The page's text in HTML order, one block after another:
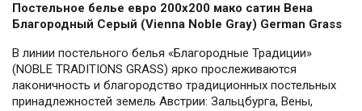
Постельное белье евро 200х200 мако сатин Вена
Благородный Серый (Vienna Noble Gray) German Grass
В линии постельного белья «Благородные Традиции»
(NOBLE TRADITIONS GRASS) ярко прослеживаются
лаконичность и благородство традиционных постельных
принадлежностей земель Австрии: Зальцбурга, Вены,